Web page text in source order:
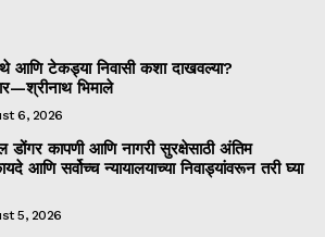
आणि टेकड्या निवासी कशा दाखवल्या?
भिमाले
6, 2026
डोंगर कापणी आणि नागरी सुरक्षेसाठी अंतिम
आणि सर्वोच्च न्यायालयाच्या निवाड्यांवरून तरी घ्या
5, 2026